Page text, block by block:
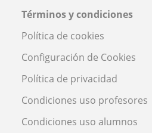
Términos y condiciones
Política de cookies
Configuración de Cookies
Política de privacidad
Condiciones uso profesores
Condiciones uso alumnos